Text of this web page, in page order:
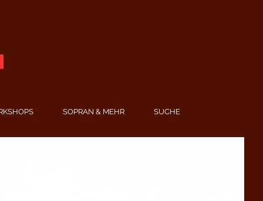
SOPRAN & MEHR SUCHE